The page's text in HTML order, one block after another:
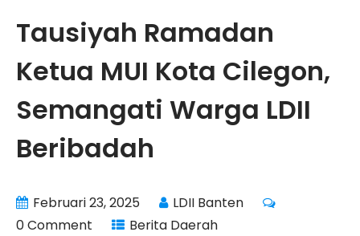
Tausiyah Ramadan
Ketua MUI Kota Cilegon,
Semangati Warga LDII
Beribadah
Februari 23, 2025
LDII Banten
0 Comment
Berita Daerah